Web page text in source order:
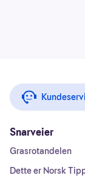
Snarveier
Grasrotandelen
Dette er Norsk